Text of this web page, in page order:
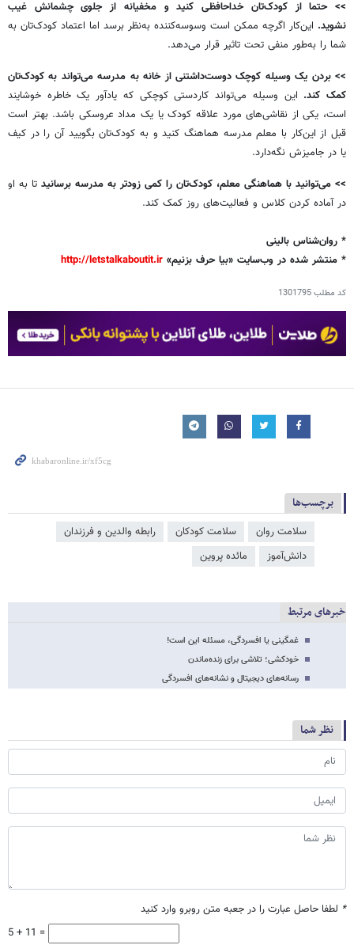
>>حتما از کودک‌تان خداحافظی کنید و مخفیانه از جلوی چشمانش غیب
نشوید. این‌کار اگرچه ممکن است وسوسه‌کننده به‌نظر برسد اما اعتماد کودک‌تان به
شما را به‌طور منفی تحت تاثیر قرار می‌دهد.
>>بردن یک وسیله کوچک دوست‌داشتنی از خانه به مدرسه می‌تواند به کودک‌تان
کمک کند. این وسیله می‌تواند کاردستی کوچکی که یادآور یک خاطره خوشایند
است، یکی از نقاشی‌های مورد علاقه کودک یا یک مداد عروسکی باشد. بهتر است
قبل از این‌کار با معلم مدرسه هماهنگ کنید و به کودک‌تان بگویید آن را در کیف
یا در جامیزش نگه‌دارد.
>> می‌توانید با هماهنگی معلم، کودک‌تان را کمی زودتر به مدرسه برسانید تا به او
در آماده کردن کلاس و فعالیت‌های روز کمک کند.
* روان‌شناس بالینی
* منتشر شده در وب‌سایت «بیا حرف بزنیم» http://letstalkaboutit.ir
کد مطلب1301795
برچسب‌ها
سلامت روان سلامت کودکان
رابطه والدین و فرزندان
دانش‌آموز
مائده پروین
خبرهای مرتبط
غمگینی یا افسردگی، مسئله این است!
خودکشی؛ تلاشی برای زنده‌ماندن
رسانه‌های دیجیتال و نشانه‌های افسردگی
نظر شما
* لطفا حاصل عبارت را در جعبه متن روبرو وارد کنید
5 + 11 =